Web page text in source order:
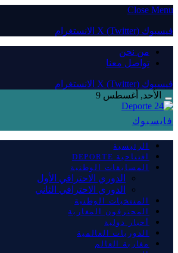
Close Menu
فيسبوك X (Twitter) الانستغرام
من نحن
تواصل معنا
فيسبوك X (Twitter) الانستغرام
الأحد, أغسطس 9
فايسبوك
الرئيسية
افتتاحية DEPORTE
المسابقات الوطنية
الدوري الاحترافي الأول
الدوري الاحترافي الثاني
المنتخبات الوطنية
المحترفون المغاربة
أخبار دولية
الدوريات العالمية
مغاربة العالم